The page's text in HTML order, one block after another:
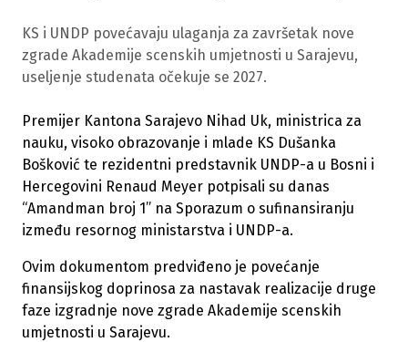
KS i UNDP povećavaju ulaganja za završetak nove
zgrade Akademije scenskih umjetnosti u Sarajevu,
useljenje studenata očekuje se 2027.
Premijer Kantona Sarajevo Nihad Uk, ministrica za
nauku, visoko obrazovanje i mlade KS Dušanka
Bošković te rezidentni predstavnik UNDP-a u Bosni i
Hercegovini Renaud Meyer potpisali su danas
“Amandman broj 1” na Sporazum o sufinansiranju
između resornog ministarstva i UNDP-a.
Ovim dokumentom predviđeno je povećanje
finansijskog doprinosa za nastavak realizacije druge
faze izgradnje nove zgrade Akademije scenskih
umjetnosti u Sarajevu.